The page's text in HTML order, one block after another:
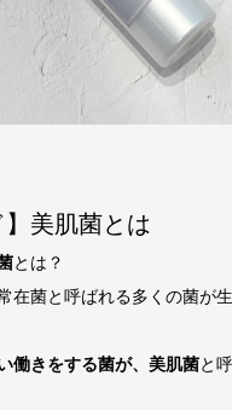
】美肌菌とは
とは？
在菌と呼ばれる多くの菌が
働きをする菌が、美肌菌と